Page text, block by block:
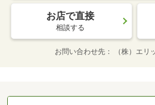
お店で直接
相談する
お問い合わせ先 （株）エ